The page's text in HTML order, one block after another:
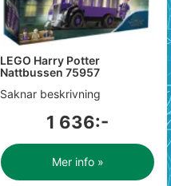
LEGO Harry Potter
Nattbussen 75957
Saknar beskrivning
1 636:-
Mer info »